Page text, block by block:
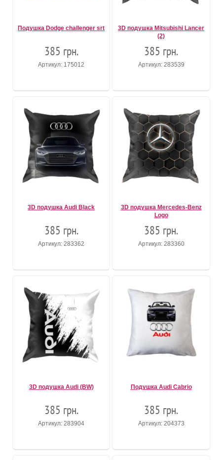
Подушка Dodge challenger srt
385 грн.
Артикул: 175012
3D подушка Mitsubishi Lancer
(2)
385 грн.
Артикул: 283539
3D подушка Audi Black
385 грн.
Артикул: 283362
3D подушка Mercedes-Benz
Logo
385 грн.
Артикул: 283360
3D подушка Audi (BW)
385 грн.
Артикул: 283904
Подушка Audi Cabrio
385 грн.
Артикул: 204373